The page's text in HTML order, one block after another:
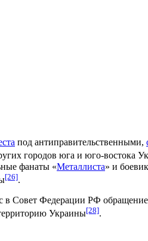
под антиправительственными,
городов юга и юго-востока
фанаты «Металлиста» и
[26].
в Совет Федерации РФ
Украины[28].